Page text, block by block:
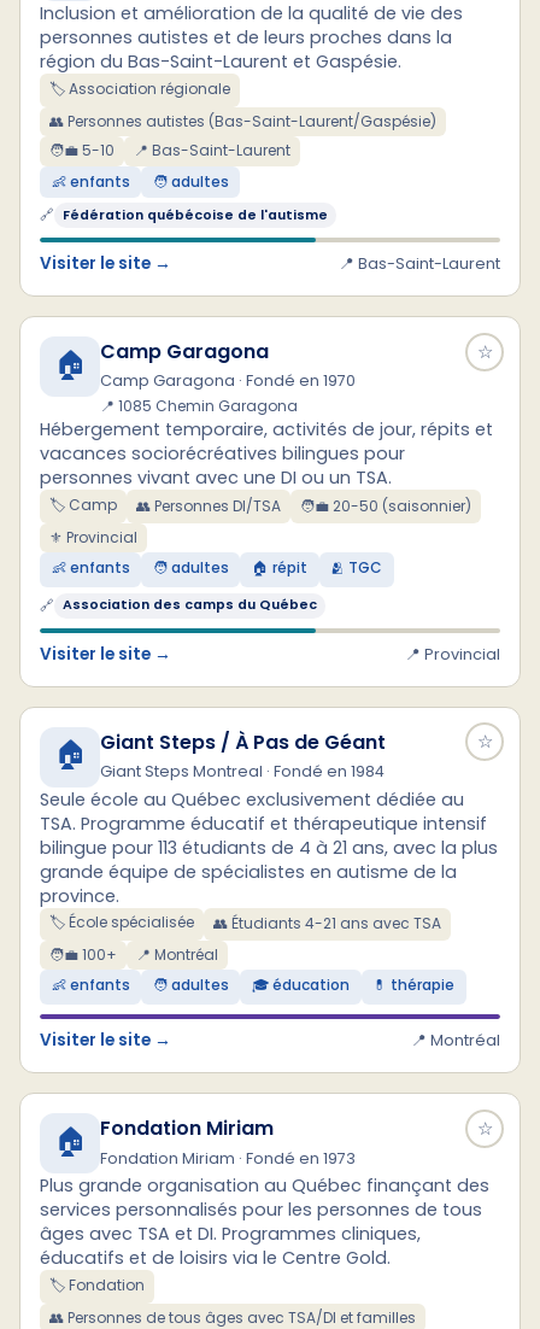
Inclusion et amélioration de la qualité de vie des
personnes autistes et de leurs proches dans la
région du Bas-Saint-Laurent et Gaspésie.
🏷️ Association régionale
👥 Personnes autistes (Bas-Saint-Laurent/Gaspésie)
🧑‍💼 5-10
📍 Bas-Saint-Laurent
👶 enfants
🧑 adultes
🔗 Fédération québécoise de l'autisme
Visiter le site → 📍 Bas-Saint-Laurent
☆
🏠 Camp Garagona
Camp Garagona · Fondé en 1970
📍 1085 Chemin Garagona
Hébergement temporaire, activités de jour, répits et
vacances sociorécréatives bilingues pour
personnes vivant avec une DI ou un TSA.
🏷️ Camp 👥 Personnes DI/TSA
🧑‍💼 20-50 (saisonnier)
⚜ Provincial
👶 enfants
🧑 adultes 🏠 répit 🫂 TGC
🔗 Association des camps du Québec
Visiter le site → 📍 Provincial
☆
🏠 Giant Steps / À Pas de Géant
Giant Steps Montreal · Fondé en 1984
Seule école au Québec exclusivement dédiée au
TSA. Programme éducatif et thérapeutique intensif
bilingue pour 113 étudiants de 4 à 21 ans, avec la plus
grande équipe de spécialistes en autisme de la
province.
🏷️ École spécialisée
👥 Étudiants 4-21 ans avec TSA
🧑‍💼 100+
📍 Montréal
👶 enfants
🧑 adultes 🎓 éducation 💊 thérapie
Visiter le site → 📍 Montréal
☆
🏠 Fondation Miriam
Fondation Miriam · Fondé en 1973
Plus grande organisation au Québec finançant des
services personnalisés pour les personnes de tous
âges avec TSA et DI. Programmes cliniques,
éducatifs et de loisirs via le Centre Gold.
🏷️ Fondation
👥 Personnes de tous âges avec TSA/DI et familles